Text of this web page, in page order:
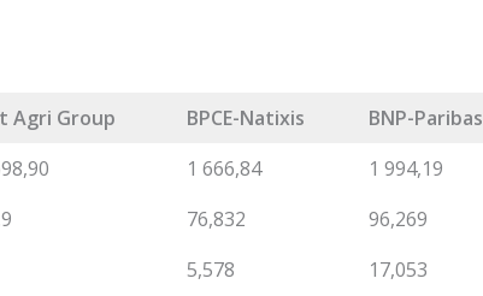
Agri Group BPCE-Natixis BNP-Paribas
1 666,84 1 994,19
76,832 96,269
5,578 17,053